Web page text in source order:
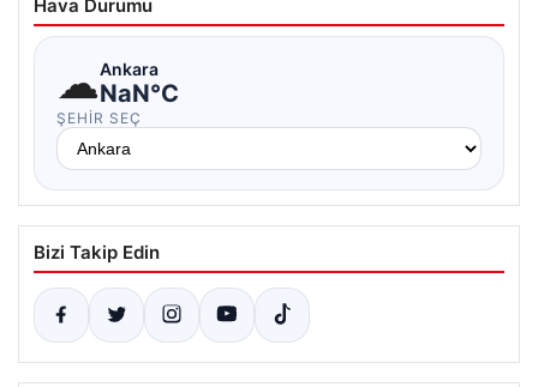
Hava Durumu
☁Ankara
NaN°C
ŞEHIR SEÇ
Bizi Takip Edin